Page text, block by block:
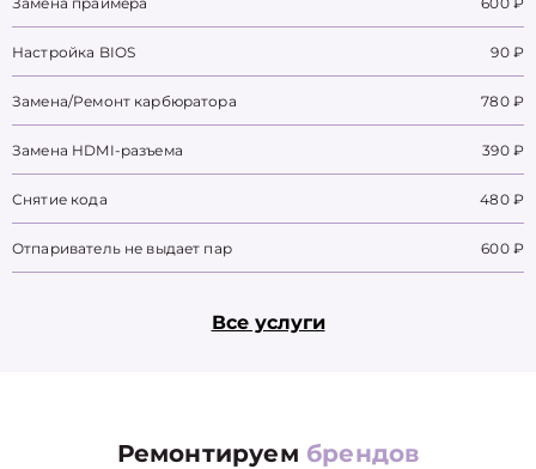
Настройка BIOS 90 ₽
Замена/Pемонт карбюратора 780 ₽
Замена HDMI-разъема 390 ₽
Снятие кода 480 ₽
Отпариватель не выдает пар 600 ₽
Все услуги
Ремонтируем брендов